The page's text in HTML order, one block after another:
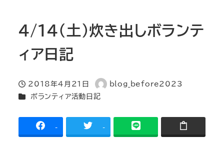
4/14(土)炊き出しボランテ
ィア日記
投稿日
2018年4月21日
著
者
blog_before2023
カテゴリー
ボランティア活動日記
- -